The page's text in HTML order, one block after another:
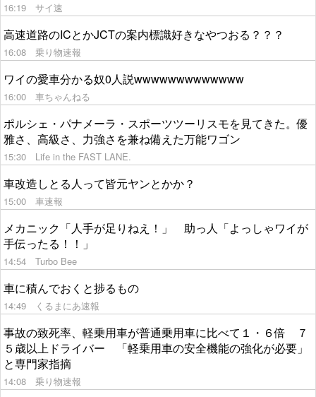
16:19 サイ速
高速道路のICとかJCTの案内標識好きなやつおる？？？
16:08 乗り物速報
ワイの愛車分かる奴0人説wwwwwwwwwwwww
16:00 車ちゃんねる
ポルシェ・パナメーラ・スポーツツーリスモを見てきた。優
雅さ、高級さ、力強さを兼ね備えた万能ワゴン
15:30 Life in the FAST LANE.
車改造しとる人って皆元ヤンとかか？
15:00 車速報
メカニック「人手が足りねえ！」 助っ人「よっしゃワイが
手伝ったる！！」
14:54 Turbo Bee
車に積んでおくと捗るもの
14:49 くるまにあ速報
事故の致死率、軽乗用車が普通乗用車に比べて１・６倍 ７
５歳以上ドライバー 「軽乗用車の安全機能の強化が必要」
と専門家指摘
14:08 乗り物速報